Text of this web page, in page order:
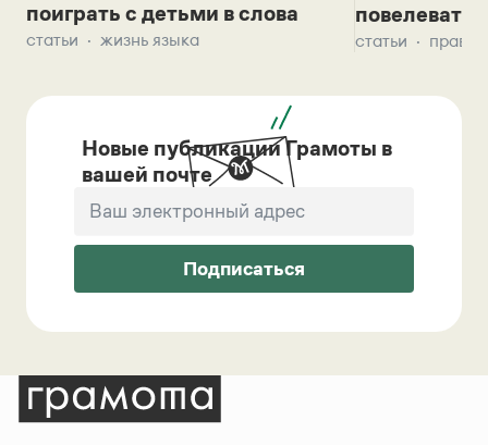
поиграть с детьми в слова
статьи жизнь языка
повелевать
статьи
Новые публикации Грамоты в
вашей почте
Подписаться